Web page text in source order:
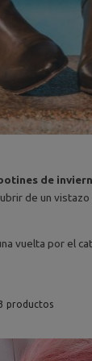
de
de un
vuelta por el
productos